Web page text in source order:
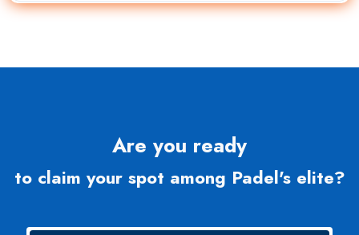
Are you ready
to claim your spot among Padel's elite?